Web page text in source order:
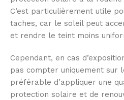
C’est particulièrement utile
taches, car le soleil peut
et rendre le teint moins
Cependant, en cas
pas compter uniquement sur
préférable d’appliquer une
protection solaire et de